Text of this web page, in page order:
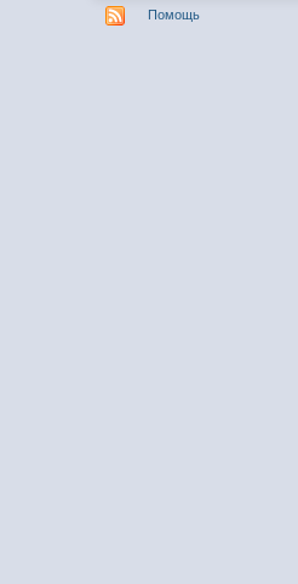
Помощь